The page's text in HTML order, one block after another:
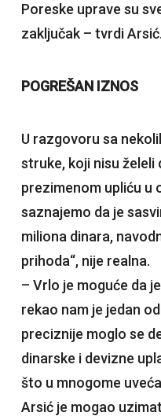
Poreske uprave su
zaključak – tvrdi Arsić.
POGREŠAN IZNOS
U razgovoru sa
struke, koji nisu želeli
prezimenom upliću u
saznajemo da je
miliona dinara,
prihoda“, nije realna.
– Vrlo je moguće da
rekao nam je jedan
preciznije moglo se
dinarske i devizne
što u mnogome
Arsić je mogao